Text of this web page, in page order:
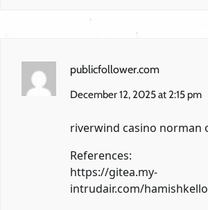
publicfollower.com
December 12, 2025 at 2:15 pm
riverwind casino norman
References:
https://gitea.my-
intrudair.com/